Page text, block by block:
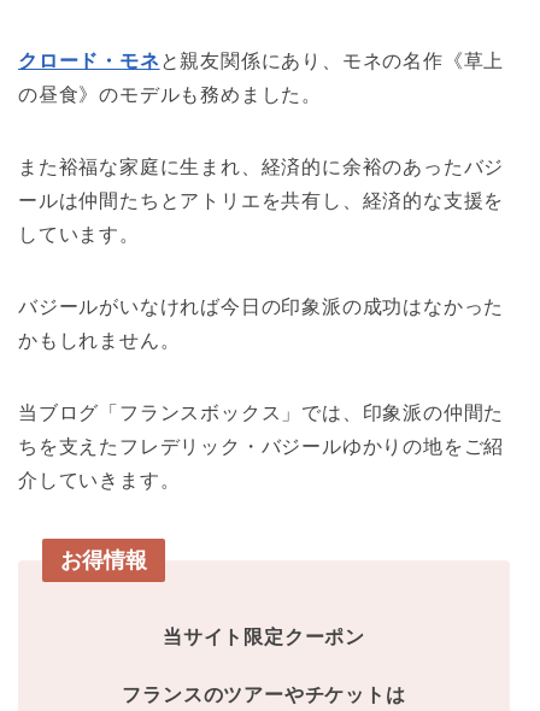
クロード・モネ と親友関係にあり、モネの名作《草上
の昼食》のモデルも務めました。
また裕福な家庭に生まれ、経済的に余裕のあったバジ
ールは仲間たちとアトリエを共有し、経済的な支援を
しています。
バジールがいなければ今日の印象派の成功はなかった
かもしれません。
当ブログ「フランスボックス」では、印象派の仲間た
ちを支えたフレデリック・バジールゆかりの地をご紹
介していきます。
お得情報
当サイト限定クーポン
フランスのツアーやチケットは